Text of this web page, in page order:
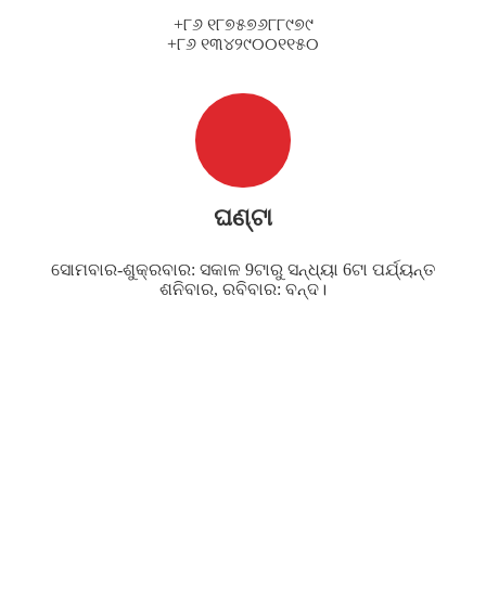
+୮୬ ୧୮୭୫୭୬୮୮୯୭୯
+୮୬ ୧୩୪୨୯୦୦୧୧୫୦
ଘଣ୍ଟା
ସୋମବାର-ଶୁକ୍ରବାର: ସକାଳ 9ଟାରୁ ସନ୍ଧ୍ୟା 6ଟା ପର୍ଯ୍ୟନ୍ତ
ଶନିବାର, ରବିବାର: ବନ୍ଦ।